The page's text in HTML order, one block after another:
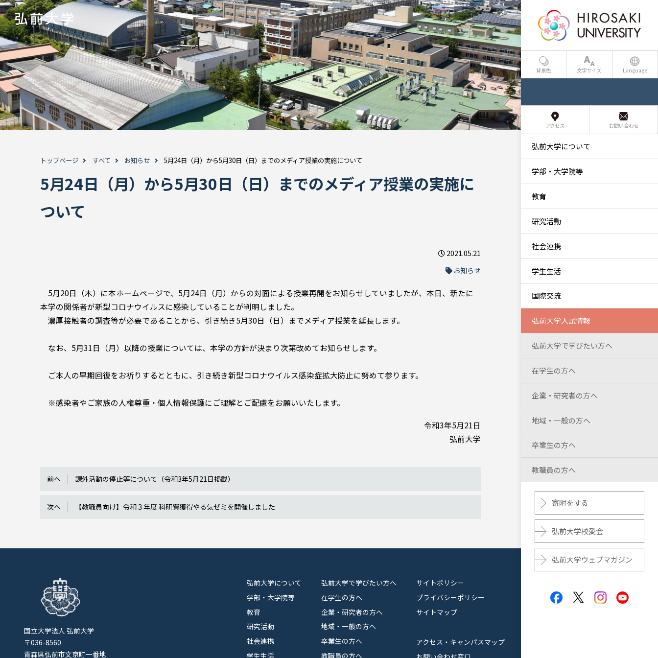
トップページ すべて お知らせ 5月24日（月）から5月30日（日）までのメディア授業の実施について
5月24日（月）から5月30日（日）までのメディア授業の実施に
ついて
2021.05.21
お知らせ
5月20日（木）に本ホームページで、5月24日（月）からの対面による授業再開をお知らせしていましたが、本日、新たに
本学の関係者が新型コロナウイルスに感染していることが判明しました。
濃厚接触者の調査等が必要であることから、引き続き5月30日（日）までメディア授業を延長します。
なお、5月31日（月）以降の授業については、本学の方針が決まり次第改めてお知らせします。
ご本人の早期回復をお祈りするとともに、引き続き新型コロナウイルス感染症拡大防止に努めて参ります。
※感染者やご家族の人権尊重・個人情報保護にご理解とご配慮をお願いいたします。
令和3年5月21日
弘前大学
前へ 課外活動の停止等について（令和3年5月21日掲載）
次へ 【教職員向け】令和３年度 科研費獲得やる気ゼミを開催しました
国立大学法人 弘前大学
〒036-8560
青森県弘前市文京町一番地
弘前大学について
学部・大学院等
教育
研究活動
社会連携
学生生活
弘前大学で学びたい方へ
在学生の方へ
企業・研究者の方へ
地域・一般の方へ
卒業生の方へ
教職員の方へ
サイトポリシー
プライバシーポリシー
サイトマップ
アクセス・キャンパスマップ
背景色 文字サイズ Language
アクセス お問い合わせ
弘前大学について
学部・大学院等
教育
研究活動
社会連携
学生生活
国際交流
弘前大学入試情報
弘前大学で学びたい方へ
在学生の方へ
企業・研究者の方へ
地域・一般の方へ
卒業生の方へ
教職員の方へ
寄附をする
弘前大学校愛会
弘前大学ウェブマガジン